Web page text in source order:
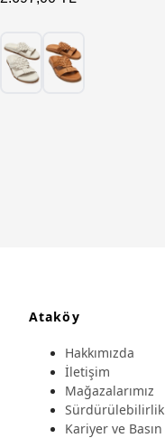
Ataköy
Hakkımızda
İletişim
Mağazalarımız
Sürdürülebilirlik
Kariyer ve Basın